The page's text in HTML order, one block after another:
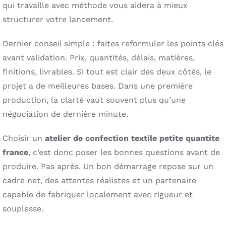
qui travaille avec méthode vous aidera à mieux
structurer votre lancement.
Dernier conseil simple : faites reformuler les points clés
avant validation. Prix, quantités, délais, matières,
finitions, livrables. Si tout est clair des deux côtés, le
projet a de meilleures bases. Dans une première
production, la clarté vaut souvent plus qu’une
négociation de dernière minute.
Choisir un atelier de confection textile petite quantite
france, c’est donc poser les bonnes questions avant de
produire. Pas après. Un bon démarrage repose sur un
cadre net, des attentes réalistes et un partenaire
capable de fabriquer localement avec rigueur et
souplesse.